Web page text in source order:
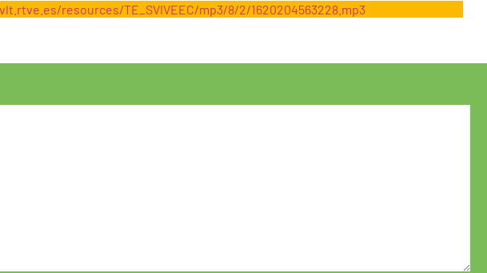
resources/TE_SVIVEEC/mp3/8/2/1620204563228.mp3